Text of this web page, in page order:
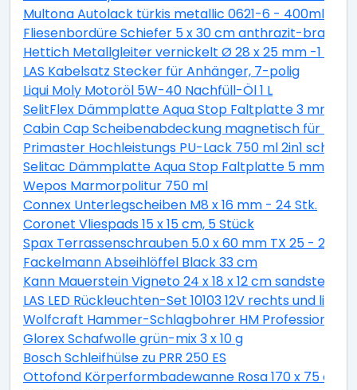
Multona Autolack türkis metallic 0621-6 - 400ml
Fliesenbordüre Schiefer 5 x 30 cm anthrazit-braun
Hettich Metallgleiter vernickelt Ø 28 x 25 mm -1
LAS Kabelsatz Stecker für Anhänger, 7-polig
Liqui Moly Motoröl 5W-40 Nachfüll-Öl 1 L
SelitFlex Dämmplatte Aqua Stop Faltplatte 3 mm
Cabin Cap Scheibenabdeckung magnetisch für
Primaster Hochleistungs PU-Lack 750 ml 2in1
Selitac Dämmplatte Aqua Stop Faltplatte 5 mm
Wepos Marmorpolitur 750 ml
Connex Unterlegscheiben M8 x 16 mm - 24 Stk.
Coronet Vliespads 15 x 15 cm, 5 Stück
Spax Terrassenschrauben 5.0 x 60 mm TX 25 - 200
Fackelmann Abseihlöffel Black 33 cm
Kann Mauerstein Vigneto 24 x 18 x 12 cm
LAS LED Rückleuchten-Set 10103 12V rechts und links
Wolfcraft Hammer-Schlagbohrer HM Professional
Glorex Schafwolle grün-mix 3 x 10 g
Bosch Schleifhülse zu PRR 250 ES
Ottofond Körperformbadewanne Rosa 170 x 75 cm,